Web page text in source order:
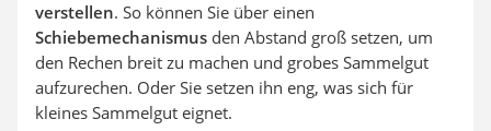
verstellen. So können Sie über einen
Schiebemechanismus den Abstand groß setzen, um
den Rechen breit zu machen und grobes Sammelgut
aufzurechen. Oder Sie setzen ihn eng, was sich für
kleines Sammelgut eignet.